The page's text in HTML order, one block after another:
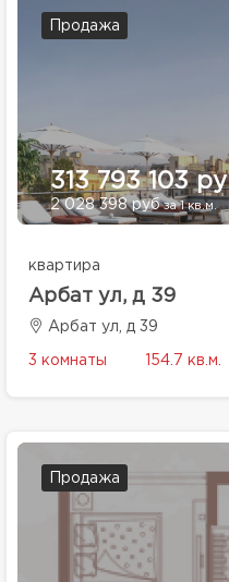
Продажа
313 793 103
2 028 398 рубза 1 кв.м.
квартира
Арбат ул, д 39
Арбат ул, д 39
3 комнаты 154.7 кв.м.
Продажа